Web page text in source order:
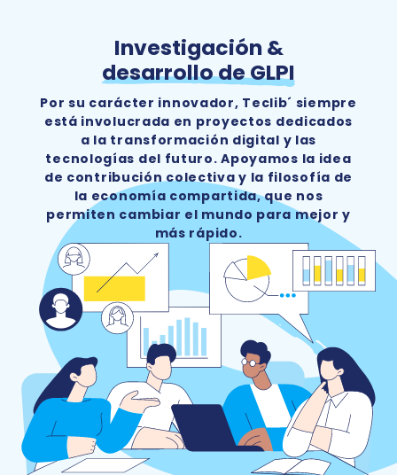
Investigación &
desarrollo de GLPI
Por su carácter innovador, Teclib´ siempre
está involucrada en proyectos dedicados
a la transformación digital y las
tecnologías del futuro. Apoyamos la idea
de contribución colectiva y la filosofía de
la economía compartida, que nos
permiten cambiar el mundo para mejor y
más rápido.